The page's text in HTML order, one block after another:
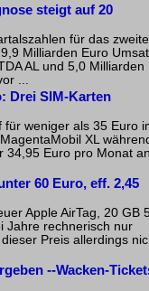
steigt auf 20
für das zweite
Milliarden Euro
AL und 5,0 Milliarden
...
Drei SIM-Karten
für weniger als 35 Euro
XL
34,95 Euro pro Monat
60 Euro, eff. 2,45
Apple AirTag, 20 GB
Jahre rechnerisch nur
Preis allerdings
--Wacken-